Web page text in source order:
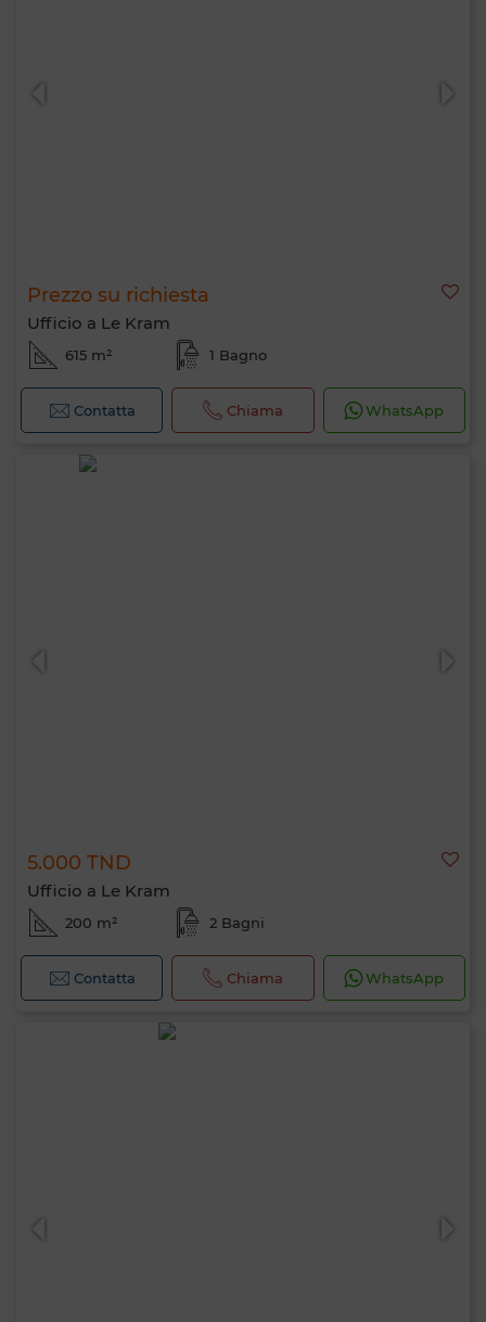
Prezzo su richiesta
Ufficio a Le Kram
615 m² 1 Bagno
Contatta Chiama WhatsApp
5.000 TND
Ufficio a Le Kram
200 m² 2 Bagni
Contatta Chiama WhatsApp